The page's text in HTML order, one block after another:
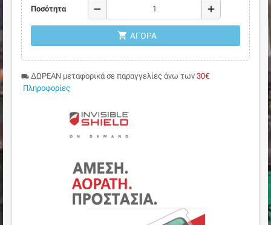
Ποσότητα remove add
shopping_cart ΑΓΟΡΆ
local_shipping ΔΩΡΕΑΝ μεταφορικά σε παραγγελίες άνω των 30€
Πληροφορίες